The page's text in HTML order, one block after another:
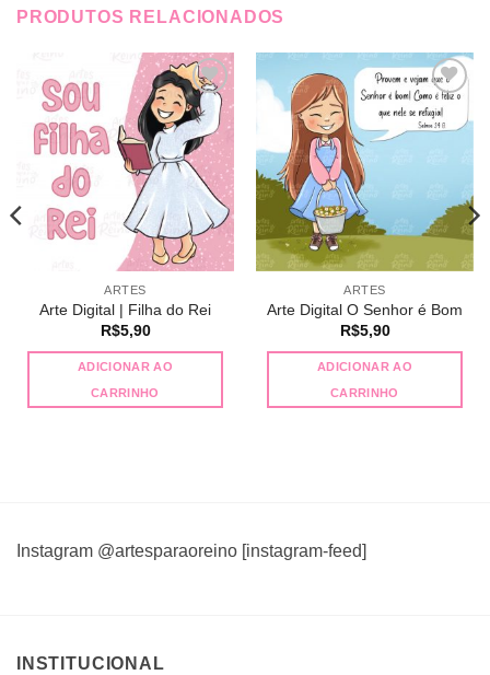
PRODUTOS RELACIONADOS
Adicionar
a lista de
desejos
ARTES
Arte Digital | Filha do Rei
R$5,90
ADICIONAR AO
CARRINHO
Adicionar
a lista de
ARTES
Arte Digital O Senhor é Bom
R$5,90
ADICIONAR AO
CARRINHO
Instagram @artesparaoreino [instagram-feed]
INSTITUCIONAL